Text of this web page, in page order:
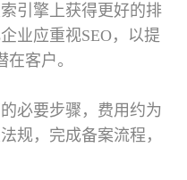
引擎上获得更好的排
业应重视SEO，以提
客户。
必要步骤，费用约为
规，完成备案流程，